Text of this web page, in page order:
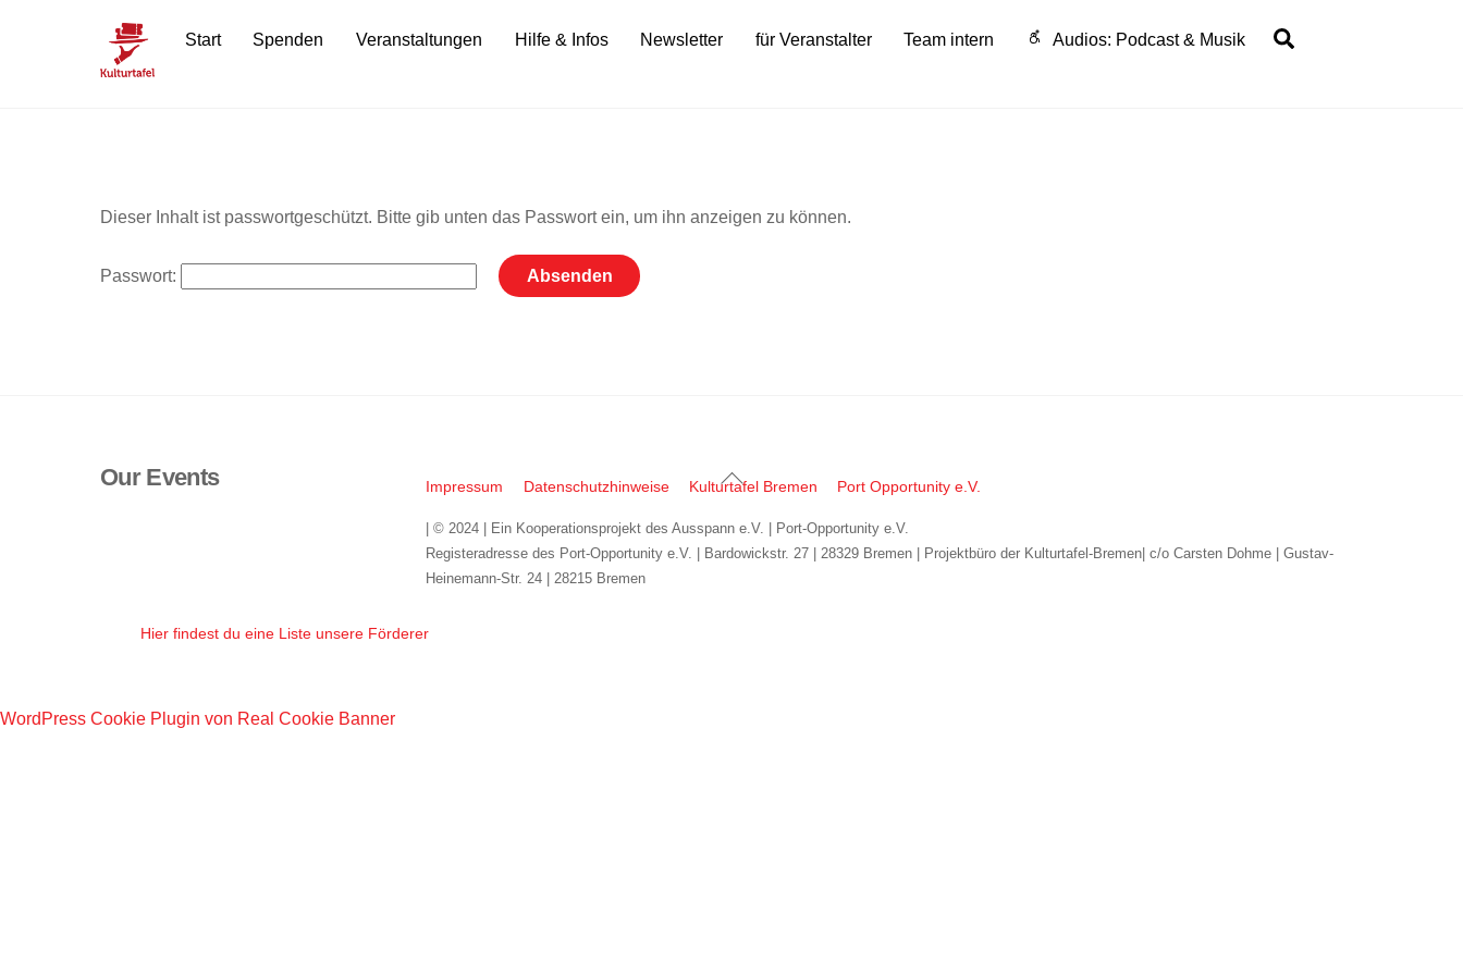
Start Spenden Veranstaltungen Hilfe & Infos Newsletter für Veranstalter Team intern Audios: Podcast & Musik
Dieser Inhalt ist passwortgeschützt. Bitte gib unten das Passwort ein, um ihn anzeigen zu können.
Passwort:
Back
Top
Our Events Impressum Datenschutzhinweise Kulturtafel Bremen Port Opportunity e.V.
| © 2024 | Ein Kooperationsprojekt des Ausspann e.V. | Port-Opportunity e.V.
Registeradresse des Port-Opportunity e.V. | Bardowickstr. 27 | 28329 Bremen | Projektbüro der Kulturtafel-Bremen| c/o Carsten Dohme | Gustav-
Heinemann-Str. 24 | 28215 Bremen
Hier findest du eine Liste unsere Förderer
WordPress Cookie Plugin von Real Cookie Banner